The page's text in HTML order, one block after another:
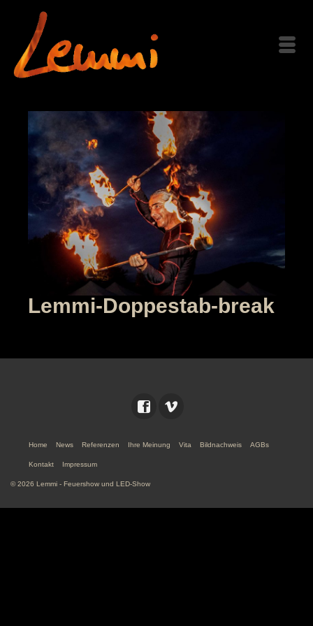
Lemmi-Doppestab-break
Home News Referenzen Ihre Meinung Vita Bildnachweis AGBs
Kontakt Impressum
© 2026 Lemmi - Feuershow und LED-Show